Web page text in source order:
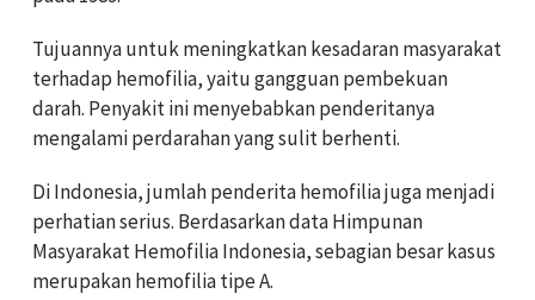
Tujuannya untuk meningkatkan kesadaran masyarakat
terhadap hemofilia, yaitu gangguan pembekuan
darah. Penyakit ini menyebabkan penderitanya
mengalami perdarahan yang sulit berhenti.
Di Indonesia, jumlah penderita hemofilia juga menjadi
perhatian serius. Berdasarkan data Himpunan
Masyarakat Hemofilia Indonesia, sebagian besar kasus
merupakan hemofilia tipe A.